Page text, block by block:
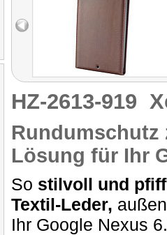
HZ-2613-919
Rundumschutz
Lösung für Ihr
So stilvoll und
Textil-Leder,
Ihr Google Nexus 6.